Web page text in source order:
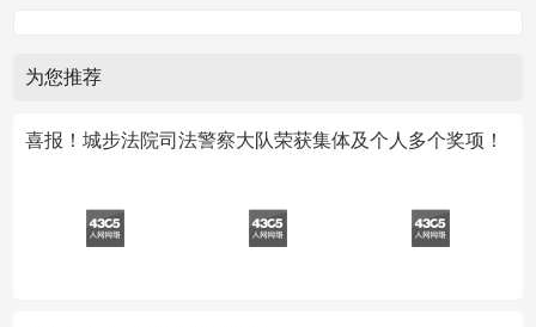
为您推荐
喜报！城步法院司法警察大队荣获集体及个人多个奖项！